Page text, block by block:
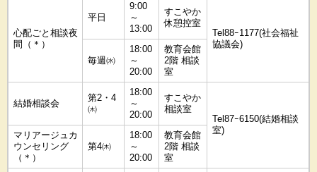
心配ごと相談夜
間（＊）
平日
9:00
～
13:00
すこやか
休憩控室
Tel88ｰ1177(社会福祉
協議会)
毎週㈬
18:00
～
20:00
教育会館
2階 相談
室
結婚相談会
第2・4
㈭
18:00
～
20:00
すこやか
相談室
Tel87ｰ6150(結婚相談
室)
マリアージュカ
ウンセリング
（＊）
第4㈭
18:00
～
20:00
教育会館
2階 相談
室